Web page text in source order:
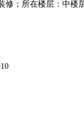
；所在楼层：中楼